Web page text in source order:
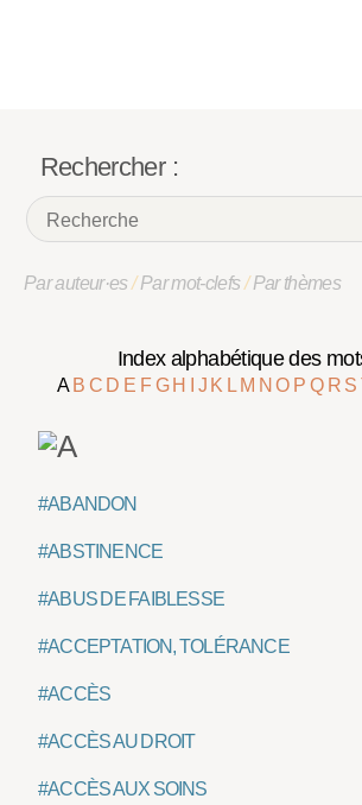
Rechercher :
Par auteur·es/Par mot-clefs/Par thèmes
Index alphabétique des
A B C D E F G H J K L M NO P Q R S
#ABANDON
#ABSTINENCE
#ABUS DE FAIBLESSE
#ACCEPTATION, TOLÉRANCE
#ACCÈS
#ACCÈS AU DROIT
#ACCÈS AUX SOINS